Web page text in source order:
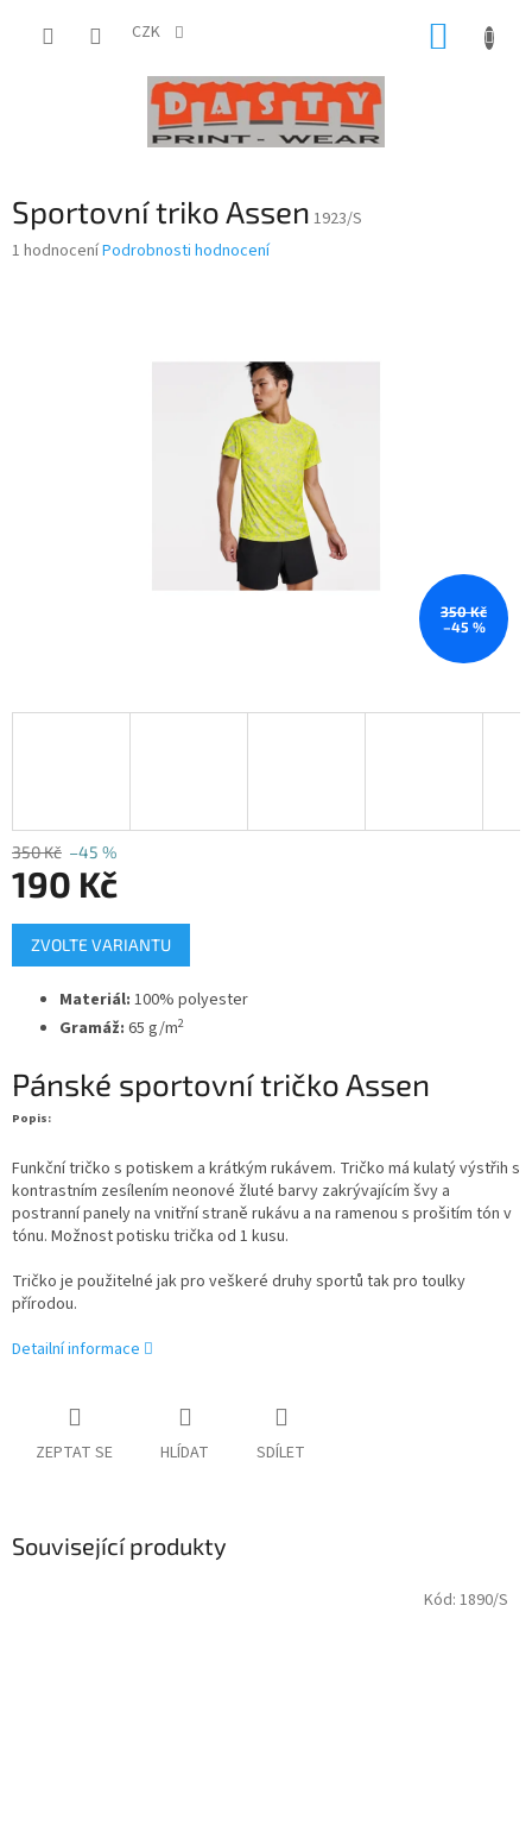
CZK
Sportovní triko Assen 1923/S
Průměrné
1 hodnoceníPodrobnosti hodnocení
350 Kč
–45 %
350 Kč –45 %
190 Kč
Měrná
cena:
ZVOLTE VARIANTU
Materiál: 100% polyester
Gramáž: 65 g/m2
Pánské sportovní tričko Assen
Popis:
Funkční tričko s potiskem a krátkým rukávem. Tričko má kulatý výstřih s
kontrastním zesílením neonové žluté barvy zakrývajícím švy a
postranní panely na vnitřní straně rukávu a na ramenou s prošitím tón v
tónu. Možnost potisku trička od 1 kusu.
Tričko je použitelné jak pro veškeré druhy sportů tak pro toulky
přírodou.
Detailní informace
ZEPTAT SE HLÍDAT SDÍLET
Související produkty
Kód: 1890/S